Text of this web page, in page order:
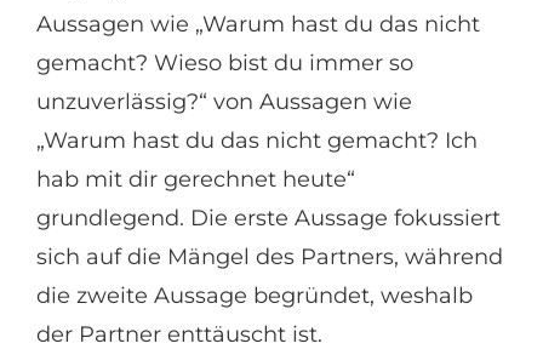
Aussagen wie „Warum hast du das nicht
gemacht? Wieso bist du immer so
unzuverlässig?“ von Aussagen wie
„Warum hast du das nicht gemacht? Ich
hab mit dir gerechnet heute“
grundlegend. Die erste Aussage fokussiert
sich auf die Mängel des Partners, während
die zweite Aussage begründet, weshalb
der Partner enttäuscht ist.